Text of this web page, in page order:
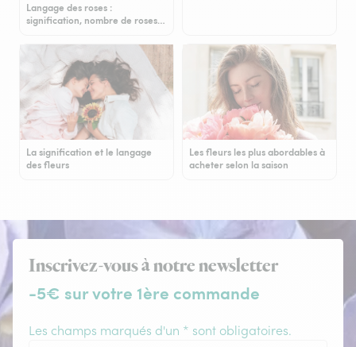
Langage des roses :
signification, nombre de roses…
La signification et le langage
des fleurs
Les fleurs les plus abordables à
acheter selon la saison
Inscrivez-vous à notre newsletter
-5€ sur votre 1ère commande
Les champs marqués d'un * sont obligatoires.